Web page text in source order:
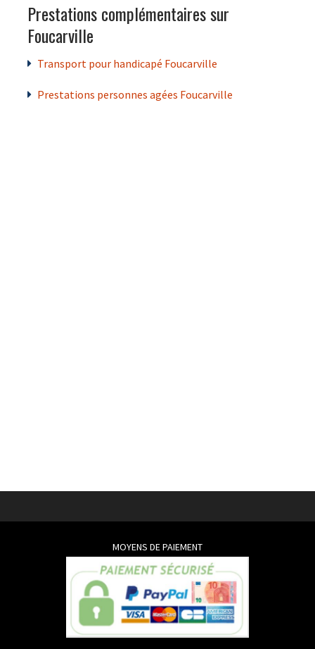
Prestations complémentaires sur
Foucarville
Transport pour handicapé Foucarville
Prestations personnes agées Foucarville
MOYENS DE PAIEMENT